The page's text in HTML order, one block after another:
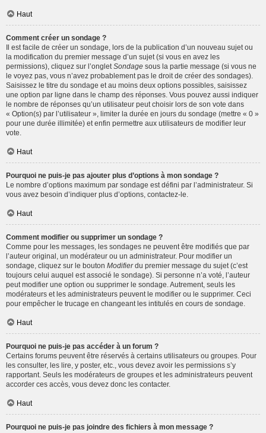
Haut
Comment créer un sondage ?
Il est facile de créer un sondage, lors de la publication d’un nouveau sujet ou
la modification du premier message d’un sujet (si vous en avez les
permissions), cliquez sur l’onglet Sondage sous la partie message (si vous ne
le voyez pas, vous n’avez probablement pas le droit de créer des sondages).
Saisissez le titre du sondage et au moins deux options possibles, saisissez
une option par ligne dans le champ des réponses. Vous pouvez aussi indiquer
le nombre de réponses qu’un utilisateur peut choisir lors de son vote dans
« Option(s) par l’utilisateur », limiter la durée en jours du sondage (mettre « 0 »
pour une durée illimitée) et enfin permettre aux utilisateurs de modifier leur
vote.
Haut
Pourquoi ne puis-je pas ajouter plus d’options à mon sondage ?
Le nombre d’options maximum par sondage est défini par l’administrateur. Si
vous avez besoin d’indiquer plus d’options, contactez-le.
Haut
Comment modifier ou supprimer un sondage ?
Comme pour les messages, les sondages ne peuvent être modifiés que par
l’auteur original, un modérateur ou un administrateur. Pour modifier un
sondage, cliquez sur le bouton Modifierdu premier message du sujet (c’est
toujours celui auquel est associé le sondage). Si personne n’a voté, l’auteur
peut modifier une option ou supprimer le sondage. Autrement, seuls les
modérateurs et les administrateurs peuvent le modifier ou le supprimer. Ceci
pour empêcher le trucage en changeant les intitulés en cours de sondage.
Haut
Pourquoi ne puis-je pas accéder à un forum ?
Certains forums peuvent être réservés à certains utilisateurs ou groupes. Pour
les consulter, les lire, y poster, etc., vous devez avoir les permissions s’y
rapportant. Seuls les modérateurs de groupes et les administrateurs peuvent
accorder ces accès, vous devez donc les contacter.
Haut
Pourquoi ne puis-je pas joindre des fichiers à mon message ?